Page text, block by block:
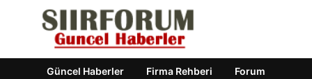
Güncel Haberler Firma Rehberi Forum